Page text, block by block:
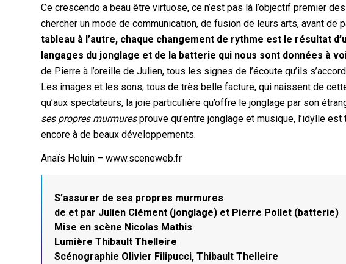
Ce crescendo a beau être virtuose, ce n’est pas là l’objectif premier
chercher un mode de communication, de fusion de leurs arts, avant de
tableau à l’autre, chaque changement de rythme est le résultat
langages du jonglage et de la batterie qui nous sont données à
de Pierre à l’oreille de Julien, tous les signes de l’écoute qu’ils
Les images et les sons, tous de très belle facture, qui naissent de
qu’aux spectateurs, la joie particulière qu’offre le jonglage par son
ses propres murmuresprouve qu’entre jonglage et musique, l’idylle
encore à de beaux développements.
Anaïs Heluin – www.sceneweb.fr
S’assurer de ses propres murmures
de et par Julien Clément (jonglage) et Pierre Pollet (batterie)
Mise en scène Nicolas Mathis
Lumière Thibault Thelleire
Scénographie Olivier Filipucci, Thibault Thelleire